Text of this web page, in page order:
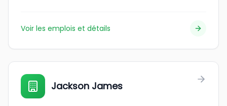
Voir les emplois et détails
Jackson James